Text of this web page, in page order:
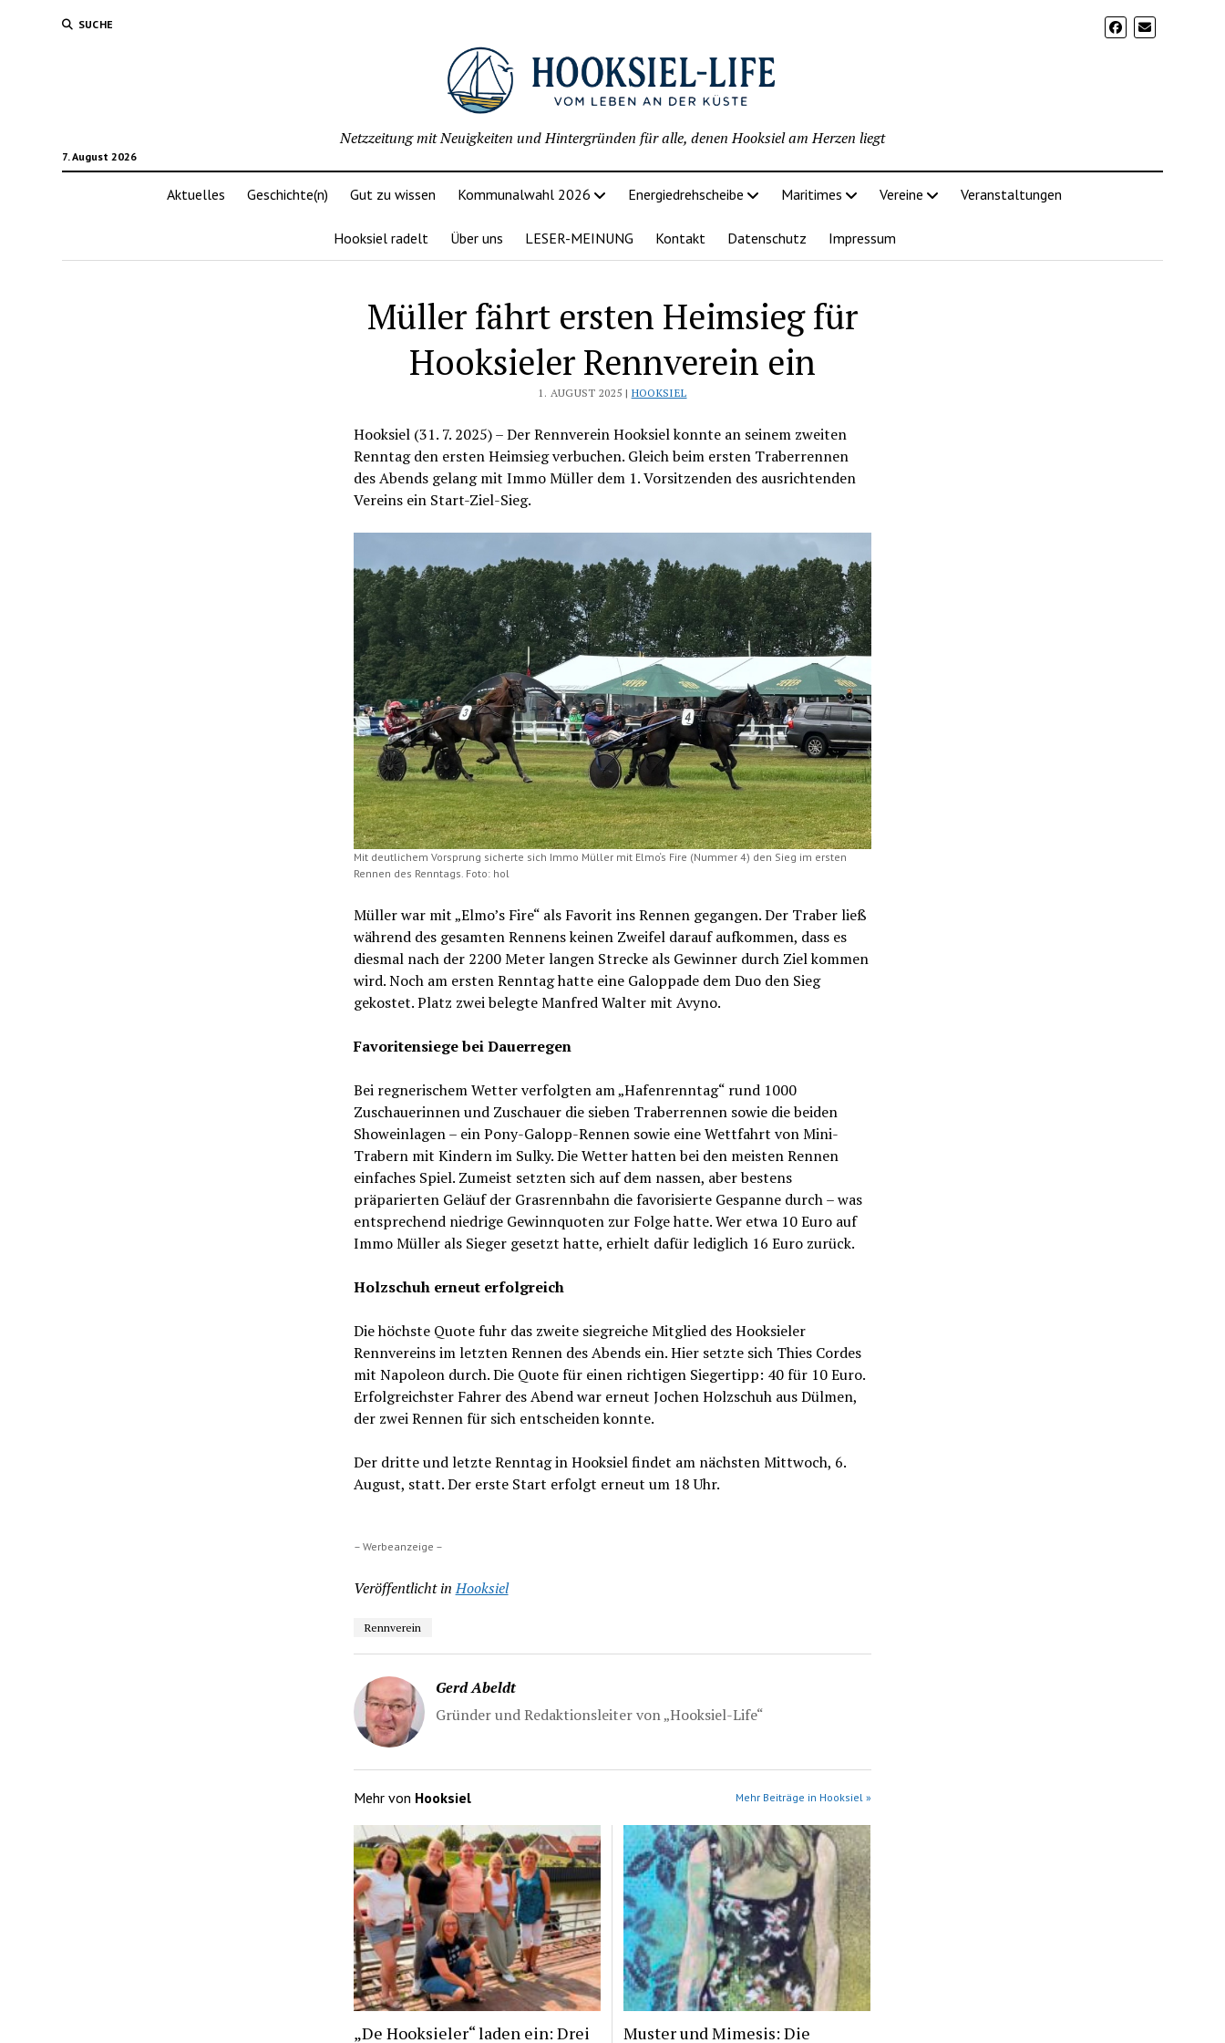
SUCHE
7. August 2026
Netzzeitung mit Neuigkeiten und Hintergründen für alle, denen Hooksiel am Herzen liegt
Aktuelles Geschichte(n) Gut zu wissen Kommunalwahl 2026 Energiedrehscheibe Maritimes Vereine Veranstaltungen
Hooksiel radelt Über uns LESER-MEINUNG Kontakt Datenschutz Impressum
Müller fährt ersten Heimsieg für
Hooksieler Rennverein ein
1. AUGUST 2025 | HOOKSIEL
Hooksiel (31. 7. 2025) – Der Rennverein Hooksiel konnte an seinem zweiten
Renntag den ersten Heimsieg verbuchen. Gleich beim ersten Traberrennen
des Abends gelang mit Immo Müller dem 1. Vorsitzenden des ausrichtenden
Vereins ein Start-Ziel-Sieg.
Mit deutlichem Vorsprung sicherte sich Immo Müller mit Elmo‘s Fire (Nummer 4) den Sieg im ersten
Rennen des Renntags. Foto: hol
Müller war mit „Elmo’s Fire“ als Favorit ins Rennen gegangen. Der Traber ließ
während des gesamten Rennens keinen Zweifel darauf aufkommen, dass es
diesmal nach der 2200 Meter langen Strecke als Gewinner durch Ziel kommen
wird. Noch am ersten Renntag hatte eine Galoppade dem Duo den Sieg
gekostet. Platz zwei belegte Manfred Walter mit Avyno.
Favoritensiege bei Dauerregen
Bei regnerischem Wetter verfolgten am „Hafenrenntag“ rund 1000
Zuschauerinnen und Zuschauer die sieben Traberrennen sowie die beiden
Showeinlagen – ein Pony-Galopp-Rennen sowie eine Wettfahrt von Mini-
Trabern mit Kindern im Sulky. Die Wetter hatten bei den meisten Rennen
einfaches Spiel. Zumeist setzten sich auf dem nassen, aber bestens
präparierten Geläuf der Grasrennbahn die favorisierte Gespanne durch – was
entsprechend niedrige Gewinnquoten zur Folge hatte. Wer etwa 10 Euro auf
Immo Müller als Sieger gesetzt hatte, erhielt dafür lediglich 16 Euro zurück.
Holzschuh erneut erfolgreich
Die höchste Quote fuhr das zweite siegreiche Mitglied des Hooksieler
Rennvereins im letzten Rennen des Abends ein. Hier setzte sich Thies Cordes
mit Napoleon durch. Die Quote für einen richtigen Siegertipp: 40 für 10 Euro.
Erfolgreichster Fahrer des Abend war erneut Jochen Holzschuh aus Dülmen,
der zwei Rennen für sich entscheiden konnte.
Der dritte und letzte Renntag in Hooksiel findet am nächsten Mittwoch, 6.
August, statt. Der erste Start erfolgt erneut um 18 Uhr.
– Werbeanzeige –
Veröffentlicht in Hooksiel
Rennverein
Gerd Abeldt
Gründer und Redaktionsleiter von „Hooksiel-Life“
Mehr von Hooksiel Mehr Beiträge in Hooksiel »
„De Hooksieler“ laden ein: Drei Muster und Mimesis: Die